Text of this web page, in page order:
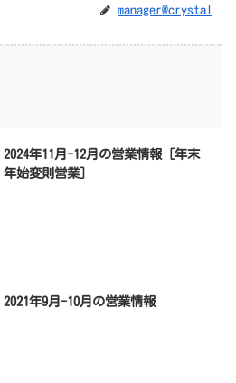
manager@crystal
2024年11月-12月の営業情報 [年末
年始変則営業]
2021年9月-10月の営業情報